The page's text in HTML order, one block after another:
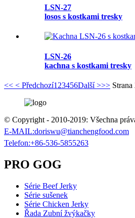
LSN-27
losos s kostkami tresky
LSN-26
kachna s kostkami tresky
<< < Předchozí1 23456Další >>>
© Copyright - 2010-2019: Všechna
E-MAIL:doriswu@tianchengfood.com
Telefon:+86-536-5855263
PRO GOG
Série Beef Jerky
Série sušenek
Série Chicken Jerky
Řada Zubní žvýkačky